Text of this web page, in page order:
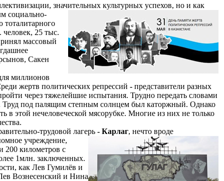
значительных культурных успехов, но и как
социально-
тоталитарного
25 тыс.
массовый
Сакен
миллионов
жертв политических репрессий - представители разных
через тяжелейшие испытания. Трудно передать словами
Труд под палящим степным солнцем был каторжный. Однако
в этой нечеловеческой мясорубке. Многие из них не только
трудовой лагерь - Карлаг, нечто вроде
учреждение,
200 километров с
1млн. заключенных.
как Лев Гумилёв и
Вознесенский и Нина